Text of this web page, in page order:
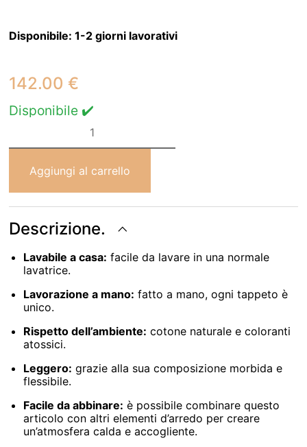
Disponibile:1-2 giorni lavorativi
142.00€
Disponibile ✔️
Rosa
160
cm
quantità
Aggiungi al carrello
Descrizione.
Lavabile a casa: facile da lavare in una normale
lavatrice.
Lavorazione a mano: fatto a mano, ogni tappeto è
unico.
Rispetto dell’ambiente: cotone naturale e coloranti
atossici.
Leggero: grazie alla sua composizione morbida e
flessibile.
Facile da abbinare: è possibile combinare questo
articolo con altri elementi d’arredo per creare
un’atmosfera calda e accogliente.